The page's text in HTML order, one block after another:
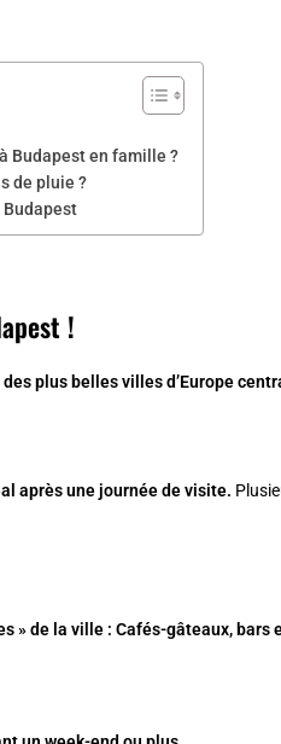
Budapest en famille ?
de pluie ?
Budapest
!
plus belles villes d’Europe
après une journée de visite.
» de la ville : Cafés-gâteaux, bars